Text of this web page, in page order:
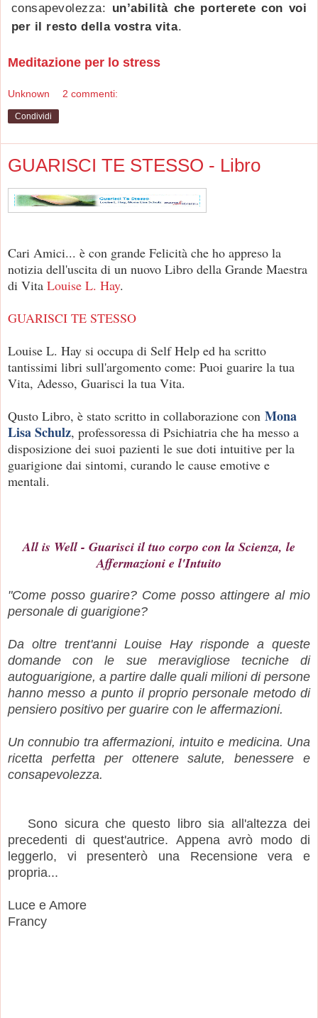
consapevolezza: un’abilità che porterete con voi
per il resto della vostra vita.
Meditazione per lo stress
Unknown 2 commenti:
Condividi
GUARISCI TE STESSO - Libro
Cari Amici... è con grande Felicità che ho appreso la
notizia dell'uscita di un nuovo Libro della Grande Maestra
di Vita Louise L. Hay.
GUARISCI TE STESSO
Louise L. Hay si occupa di Self Help ed ha scritto
tantissimi libri sull'argomento come: Puoi guarire la tua
Vita, Adesso, Guarisci la tua Vita.
Qusto Libro, è stato scritto in collaborazione con Mona
Lisa Schulz, professoressa di Psichiatria che ha messo a
disposizione dei suoi pazienti le sue doti intuitive per la
guarigione dai sintomi, curando le cause emotive e
mentali.
All is Well - Guarisci il tuo corpo con la Scienza, le
Affermazioni e l'Intuito
"Come posso guarire? Come posso attingere al mio
personale di guarigione?
Da oltre trent'anni Louise Hay risponde a queste
domande con le sue meravigliose tecniche di
autoguarigione, a partire dalle quali milioni di persone
hanno messo a punto il proprio personale metodo di
pensiero positivo per guarire con le affermazioni.
Un connubio tra affermazioni, intuito e medicina. Una
ricetta perfetta per ottenere salute, benessere e
consapevolezza.
Sono sicura che questo libro sia all'altezza dei
precedenti di quest'autrice. Appena avrò modo di
leggerlo, vi presenterò una Recensione vera e
propria...
Luce e Amore
Francy